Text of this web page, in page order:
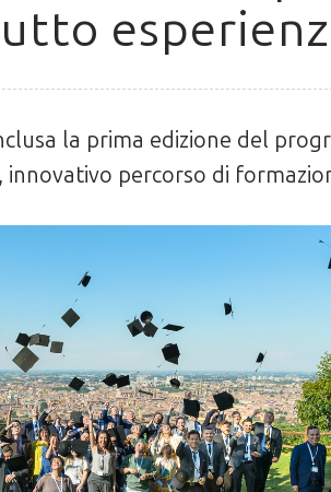
la prima edizione del
innovativo percorso di